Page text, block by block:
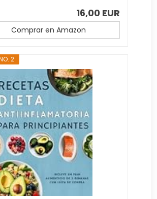
16,00 EUR
Comprar en Amazon
2